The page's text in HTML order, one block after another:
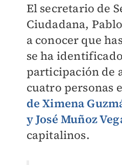
El secretario de
Ciudadana,
a conocer que
se ha
participación de
cuatro personas
de Ximena
y José Muñoz
capitalinos.